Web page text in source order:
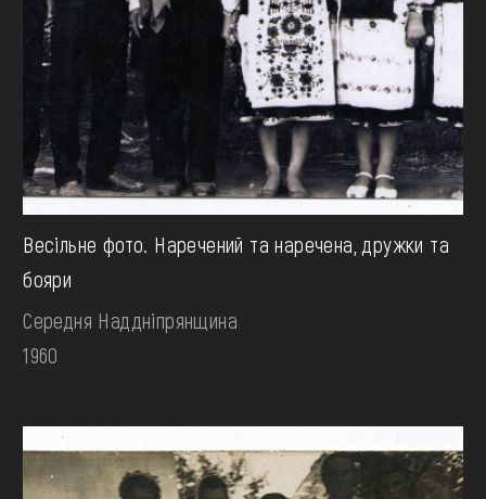
Весільне фото. Наречений та наречена, дружки та
бояри
Середня Наддніпрянщина
1960